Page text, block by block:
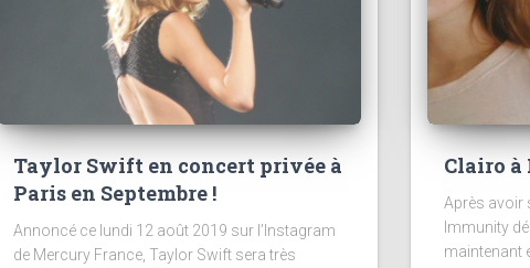
Taylor Swift en concert privée à
Paris en Septembre !
Annoncé ce lundi 12 août 2019 sur l’Instagram
de Mercury France, Taylor Swift sera très
Clairo à
Après avoir
Immunity
maintenant